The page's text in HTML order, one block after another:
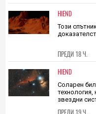
HIEND
Този
ПРЕДИ 18 Ч.
HIEND
Соларен
технология,
звездни
ПРЕДИ 19 Ч.